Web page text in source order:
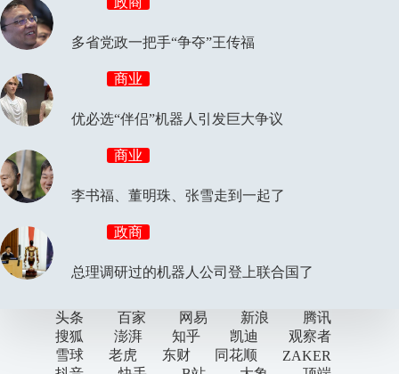
多省党政一把手“争夺”王传福
商业
优必选“伴侣”机器人引发巨大争议
商业
李书福、董明珠、张雪走到一起了
政商
总理调研过的机器人公司登上联合国了
头条 百家 网易 新浪
腾讯
搜狐
澎湃 知乎 凯迪
观察者
雪球
老虎 东财 同花顺
ZAKER